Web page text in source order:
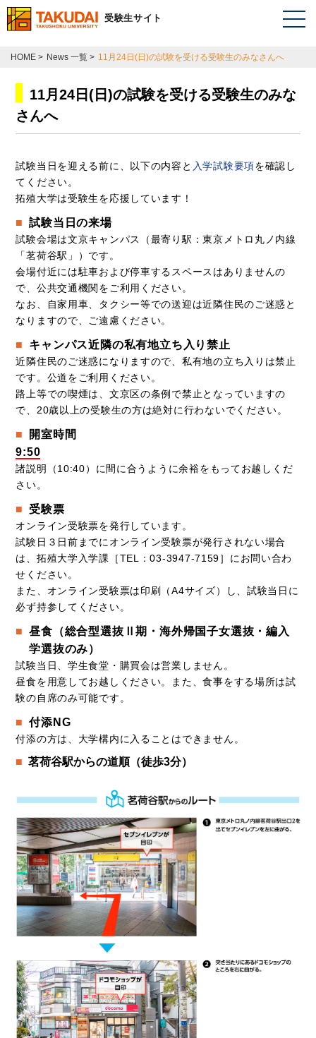
受験生サイト
HOME > News 一覧 > 11月24日(日)の試験を受ける受験生のみなさんへ
11月24日(日)の試験を受ける受験生のみな
さんへ
試験当日を迎える前に、以下の内容と 入学試験要項を確認し
てください。
拓殖大学は受験生を応援しています！
試験当日の来場
試験会場は文京キャンパス（最寄り駅：東京メトロ丸ノ内線
「茗荷谷駅」）です。
会場付近には駐車および停車するスペースはありませんの
で、公共交通機関をご利用ください。
なお、自家用車、タクシー等での送迎は近隣住民のご迷惑と
なりますので、ご遠慮ください。
キャンパス近隣の私有地立ち入り禁止
近隣住民のご迷惑になりますので、私有地の立ち入りは禁止
です。公道をご利用ください。
路上等での喫煙は、文京区の条例で禁止となっていますの
で、20歳以上の受験生の方は絶対に行わないでください。
開室時間
9:50
諸説明（10:40）に間に合うように余裕をもってお越しくだ
さい。
受験票
オンライン受験票を発行しています。
試験日３日前までにオンライン受験票が発行されない場合
は、拓殖大学入学課［TEL：03-3947-7159］にお問い合わ
せください。
また、オンライン受験票は印刷（A4サイズ）し、試験当日に
必ず持参してください。
昼食（総合型選抜Ⅱ期・海外帰国子女選抜・編入
学選抜のみ）
試験当日、学生食堂・購買会は営業しません。
昼食を用意してお越しください。また、食事をする場所は試
験の自席のみ可能です。
付添NG
付添の方は、大学構内に入ることはできません。
茗荷谷駅からの道順（徒歩3分）